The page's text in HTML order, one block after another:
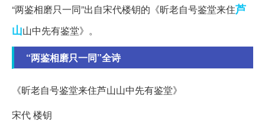
“两鉴相磨只一同”出自宋代楼钥的《昕老自号鉴堂来住芦
山山中先有鉴堂》。
“两鉴相磨只一同”全诗
《昕老自号鉴堂来住芦山山中先有鉴堂》
宋代 楼钥